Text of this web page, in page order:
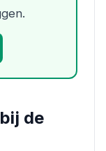
de